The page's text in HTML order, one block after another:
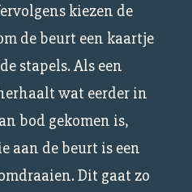
kiezen de
de beurt een kaartje
stapels. Als een
wat eerder in
bod gekomen is,
aan de beurt is een
Dit gaat zo